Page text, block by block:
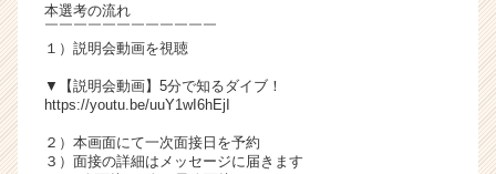
チ
ア
ャ
ア
（C
本選考の流れ
￣￣￣￣￣￣￣￣￣￣￣￣
１）説明会動画を視聴
▼【説明会動画】5分で知るダイブ！
https://youtu.be/uuY1wI6hEjI
２）本画面にて一次面接日を予約
３）面接の詳細はメッセージに届きます